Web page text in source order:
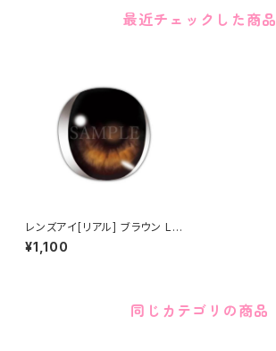
最近チェックした商品
レンズアイ[リアル] ブラウン Le
ns eye [Real] Brown
¥1,100
同じカテゴリの商品